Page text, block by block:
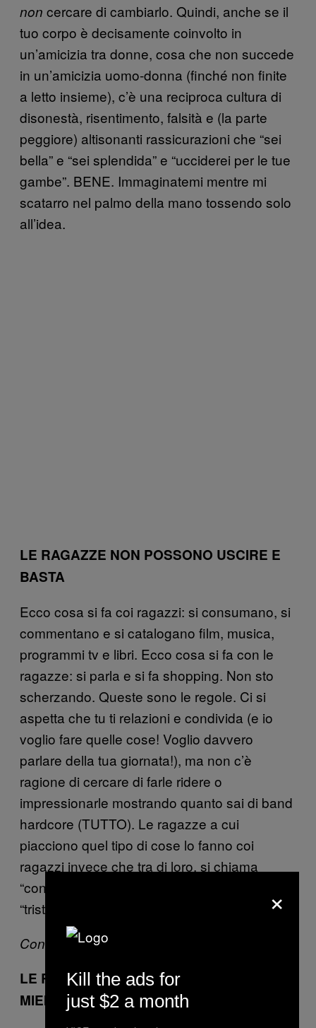
non cercare di cambiarlo. Quindi, anche se il
tuo corpo è decisamente coinvolto in
un’amicizia tra donne, cosa che non succede
in un’amicizia uomo-donna (finché non finite
a letto insieme), c’è una reciproca cultura di
disonestà, risentimento, falsità e (la parte
peggiore) altisonanti rassicurazioni che “sei
bella” e “sei splendida” e “ucciderei per le tue
gambe”. BENE. Immaginatemi mentre mi
scatarro nel palmo della mano tossendo solo
all’idea.
LE RAGAZZE NON POSSONO USCIRE E
BASTA
Ecco cosa si fa coi ragazzi: si consumano, si
commentano e si catalogano film, musica,
programmi tv e libri. Ecco cosa si fa con le
ragazze: si parla e si fa shopping. Non sto
scherzando. Queste sono le regole. Ci si
aspetta che tu ti relazioni e condivida (e io
voglio fare quelle cose! Voglio davvero
parlare della tua giornata!), ma non c’è
ragione di cercare di farle ridere o
impressionarle mostrando quanto sai di band
hardcore (TUTTO). Le ragazze a cui
piacciono quel tipo di cose lo fanno coi
ragazzi invece che tra di loro, si chiama
“condizionamento sociale di genere” e anche
“tristezza”.
Continua a pagina 2
LE RAGAZZE COMUNICANO PEGGIO DEI
MIEI PARENTI POSH DI PERIFERIA
×
Kill the ads for
just $2 a month